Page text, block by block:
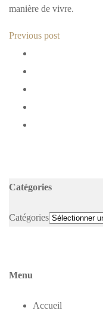
manière de vivre.
Previous post
Catégories
Catégories
Menu
Accueil